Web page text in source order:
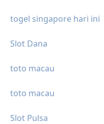
togel singapore hari ini
Slot Dana
toto macau
toto macau
Slot Pulsa